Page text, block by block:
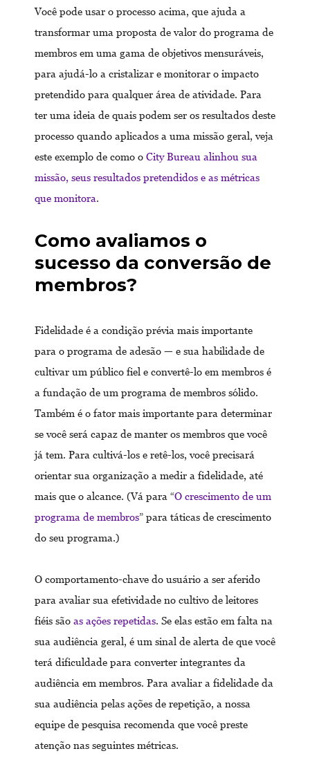
Você pode usar o processo acima, que ajuda a
transformar uma proposta de valor do programa de
membros em uma gama de objetivos mensuráveis,
para ajudá-lo a cristalizar e monitorar o impacto
pretendido para qualquer área de atividade. Para
ter uma ideia de quais podem ser os resultados deste
processo quando aplicados a uma missão geral, veja
este exemplo de como o City Bureau alinhou sua
missão, seus resultados pretendidos e as métricas
que monitora.
Como avaliamos o
sucesso da conversão de
membros?
Fidelidade é a condição prévia mais importante
para o programa de adesão — e sua habilidade de
cultivar um público fiel e convertê-lo em membros é
a fundação de um programa de membros sólido.
Também é o fator mais importante para determinar
se você será capaz de manter os membros que você
já tem. Para cultivá-los e retê-los, você precisará
orientar sua organização a medir a fidelidade, até
mais que o alcance. (Vá para “O crescimento de um
programa de membros” para táticas de crescimento
do seu programa.)
O comportamento-chave do usuário a ser aferido
para avaliar sua efetividade no cultivo de leitores
fiéis são as ações repetidas. Se elas estão em falta na
sua audiência geral, é um sinal de alerta de que você
terá dificuldade para converter integrantes da
audiência em membros. Para avaliar a fidelidade da
sua audiência pelas ações de repetição, a nossa
equipe de pesquisa recomenda que você preste
atenção nas seguintes métricas.